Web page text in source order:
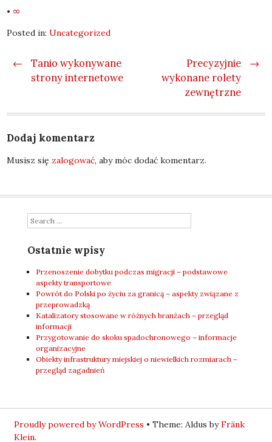
• ∞
Posted in:Uncategorized
Post navigation
←
Tanio wykonywane
strony internetowe
→
Precyzyjnie
wykonane rolety
zewnętrzne
Dodaj komentarz
Musisz się zalogować, aby móc dodać komentarz.
Search
Ostatnie wpisy
Przenoszenie dobytku podczas migracji – podstawowe
aspekty transportowe
Powrót do Polski po życiu za granicą – aspekty związane z
przeprowadzką
Katalizatory stosowane w różnych branżach – przegląd
informacji
Przygotowanie do skoku spadochronowego – informacje
organizacyjne
Obiekty infrastruktury miejskiej o niewielkich rozmiarach –
przegląd zagadnień
Proudly powered by WordPress • Theme: Aldus byFränk
Klein.